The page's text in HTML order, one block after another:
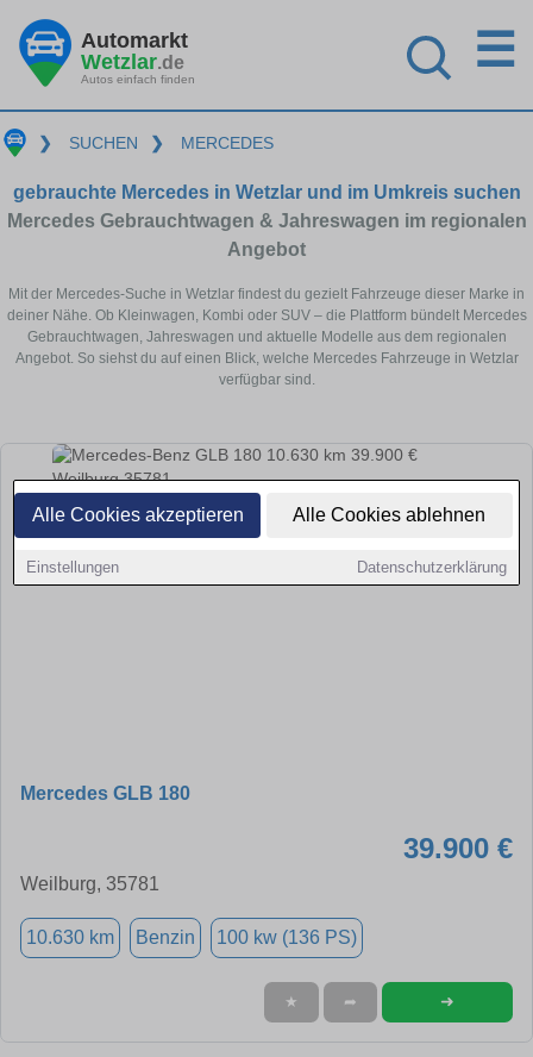
Alle Cookies akzeptieren Alle Cookies ablehnen
Einstellungen Datenschutzerklärung
Automarkt
Wetzlar.de
Autos einfach finden
☰
❯ SUCHEN ❯ MERCEDES
gebrauchte Mercedes in Wetzlar und im Umkreis suchen
Mercedes Gebrauchtwagen & Jahreswagen im regionalen
Angebot
Mit der Mercedes-Suche in Wetzlar findest du gezielt Fahrzeuge dieser Marke in
deiner Nähe. Ob Kleinwagen, Kombi oder SUV – die Plattform bündelt Mercedes
Gebrauchtwagen, Jahreswagen und aktuelle Modelle aus dem regionalen
Angebot. So siehst du auf einen Blick, welche Mercedes Fahrzeuge in Wetzlar
verfügbar sind.
Mercedes GLB 180
39.900 €
Weilburg, 35781
10.630 km Benzin 100 kw (136 PS)
★ ➦ ➜